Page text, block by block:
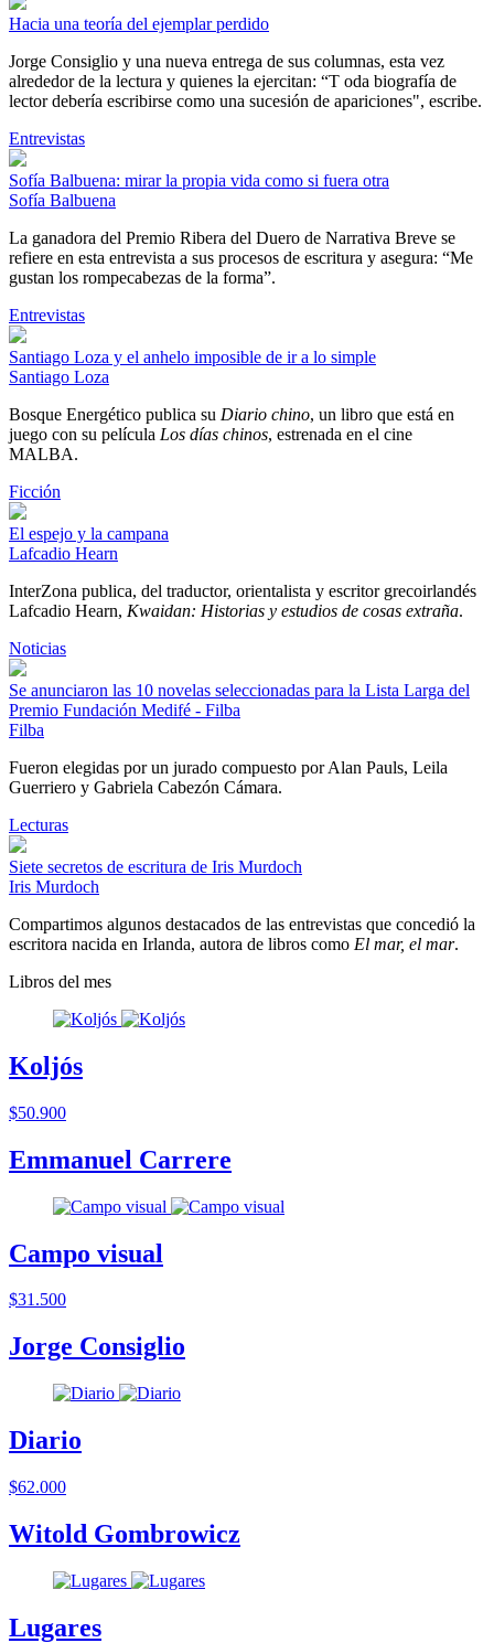
Hacia una teoría del ejemplar perdido
Jorge Consiglio y una nueva entrega de sus columnas, esta vez
alrededor de la lectura y quienes la ejercitan: “T oda biografía de
lector debería escribirse como una sucesión de apariciones", escribe.
Entrevistas
Sofía Balbuena: mirar la propia vida como si fuera otra
Sofía Balbuena
La ganadora del Premio Ribera del Duero de Narrativa Breve se
refiere en esta entrevista a sus procesos de escritura y asegura: “Me
gustan los rompecabezas de la forma”.
Entrevistas
Santiago Loza y el anhelo imposible de ir a lo simple
Santiago Loza
Bosque Energético publica su Diario chino, un libro que está en
juego con su película Los días chinos, estrenada en el cine
MALBA.
Ficción
El espejo y la campana
Lafcadio Hearn
InterZona publica, del traductor, orientalista y escritor grecoirlandés
Lafcadio Hearn, Kwaidan: Historias y estudios de cosas extraña.
Noticias
Se anunciaron las 10 novelas seleccionadas para la Lista Larga del
Premio Fundación Medifé - Filba
Filba
Fueron elegidas por un jurado compuesto por Alan Pauls, Leila
Guerriero y Gabriela Cabezón Cámara.
Lecturas
Siete secretos de escritura de Iris Murdoch
Iris Murdoch
Compartimos algunos destacados de las entrevistas que concedió la
escritora nacida en Irlanda, autora de libros como El mar, el mar.
Libros del mes
Koljós
$50.900
Emmanuel Carrere
Campo visual
$31.500
Jorge Consiglio
Diario
$62.000
Witold Gombrowicz
Lugares